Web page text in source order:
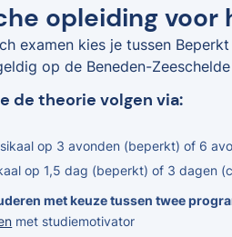
opleiding voor
examen kies je tussen
op de Beneden-
de theorie volgen via:
op 3 avonden (beperkt) of 6
op 1,5 dag (beperkt) of 3 dagen
met keuze tussen twee
met studiemotivator